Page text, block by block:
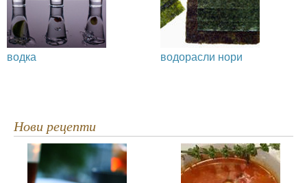
водка водорасли нори
Нови рецепти